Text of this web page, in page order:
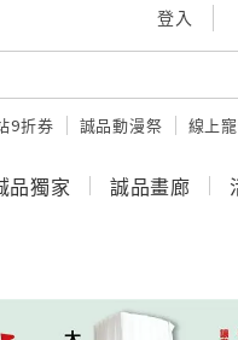
登入
9折券 誠品動漫祭 線上
品獨家 誠品畫廊